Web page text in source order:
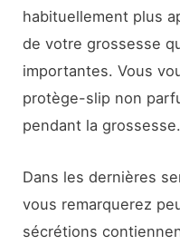
habituellement plus
de votre grossesse
importantes. Vous
protège-slip non
pendant la grossesse.
Dans les dernières
vous remarquerez
sécrétions